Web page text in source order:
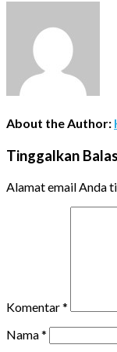
About the Author:
Tinggalkan
Alamat email Anda
Komentar*
Nama*